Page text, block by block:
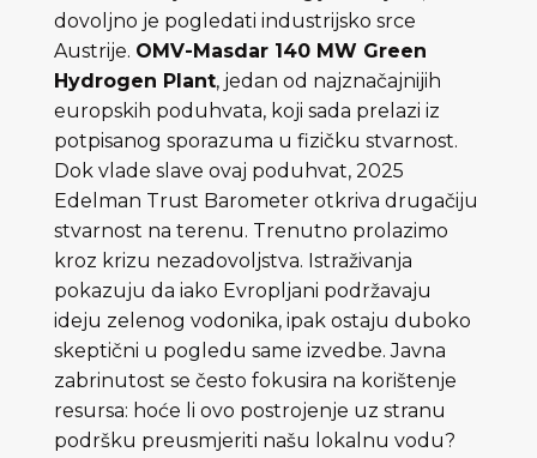
dovoljno je pogledati industrijsko srce
Austrije. OMV-Masdar 140 MW Green
Hydrogen Plant, jedan od najznačajnijih
europskih poduhvata, koji sada prelazi iz
potpisanog sporazuma u fizičku stvarnost.
Dok vlade slave ovaj poduhvat, 2025
Edelman Trust Barometer otkriva drugačiju
stvarnost na terenu. Trenutno prolazimo
kroz krizu nezadovoljstva. Istraživanja
pokazuju da iako Evropljani podržavaju
ideju zelenog vodonika, ipak ostaju duboko
skeptični u pogledu same izvedbe. Javna
zabrinutost se često fokusira na korištenje
resursa: hoće li ovo postrojenje uz stranu
podršku preusmjeriti našu lokalnu vodu?